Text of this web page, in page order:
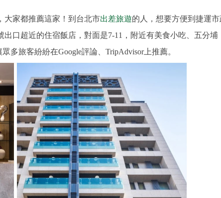
大家都推薦這家！到台北市出差旅遊的人，想要方便到捷運
口超近的住宿飯店，對面是7-11，附近有美食小吃、五分
多旅客紛紛在Google評論、TripAdvisor上推薦。